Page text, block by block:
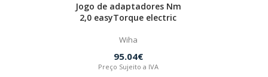
Jogo de adaptadores Nm
2,0 easyTorque electric
Wiha
95.04€
Preço Sujeito a IVA